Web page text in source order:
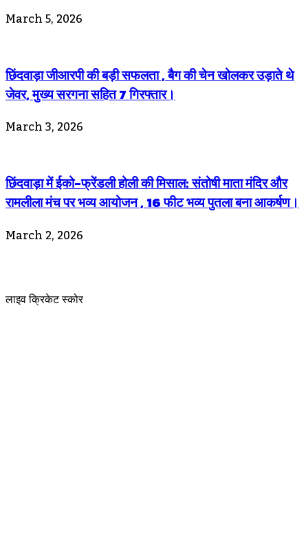
March 5, 2026
छिंदवाड़ा जीआरपी की बड़ी सफलता , बैग की चेन खोलकर उड़ाते थे
जेवर, मुख्य सरगना सहित 7 गिरफ्तार।
March 3, 2026
छिंदवाड़ा में ईको-फ्रेंडली होली की मिसाल: संतोषी माता मंदिर और
रामलीला मंच पर भव्य आयोजन , 16 फीट भव्य पुतला बना आकर्षण।
March 2, 2026
लाइव क्रिकेट स्कोर